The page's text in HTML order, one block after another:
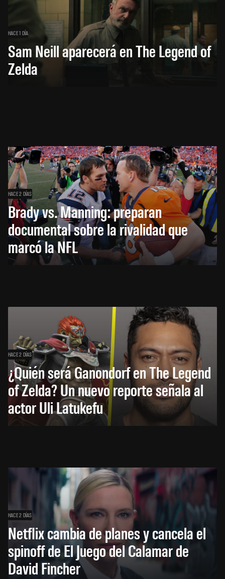
HACE 1 DÍA
Sam Neill aparecerá en The Legend of
Zelda
HACE 2 DÍAS
Brady vs. Manning: preparan
documental sobre la rivalidad que
marcó la NFL
HACE 2 DÍAS
¿Quién será Ganondorf en The Legend
of Zelda? Un nuevo reporte señala al
actor Uli Latukefu
HACE 2 DÍAS
Netflix cambia de planes y cancela el
spinoff de El Juego del Calamar de
David Fincher